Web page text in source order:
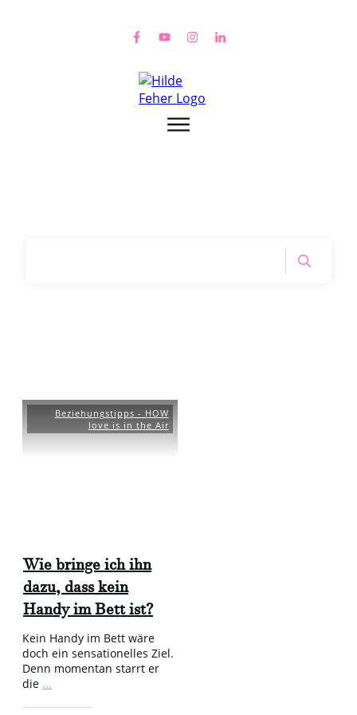
Beziehungstipps - HOW
love is in the Air
Wie bringe ich ihn
dazu, dass kein
Handy im Bett ist?
Kein Handy im Bett wäre
doch ein sensationelles Ziel.
Denn momentan starrt er
die ...